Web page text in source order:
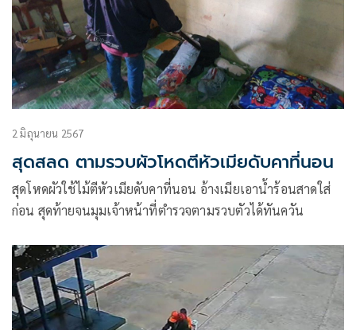
2 มิถุนายน 2567
สุดสลด ตามรวบผัวโหดตีหัวเมียดับคาที่นอน
สุดโหดผัวใช้ไม้ตีหัวเมียดับคาที่นอน อ้างเมียเอาน้ำร้อนสาดใส่
ก่อน สุดท้ายจนมุมเจ้าหน้าที่ตำรวจตามรวบตัวได้ทันควัน